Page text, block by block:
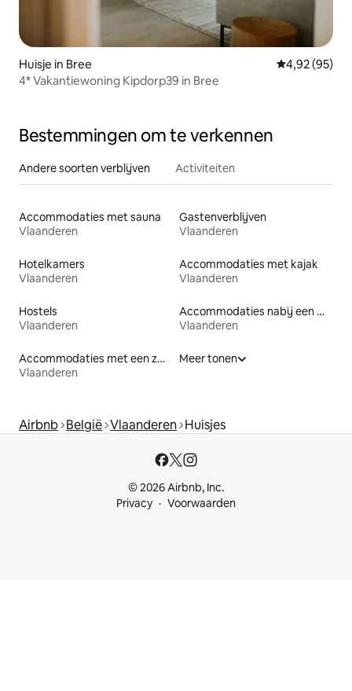
Huisje in Bree Gemiddelde
4,92 (95)
4* Vakantiewoning Kipdorp39 in Bree
Bestemmingen om te verkennen
Andere soorten verblijven Activiteiten
Accommodaties met sauna
Vlaanderen
Gastenverblijven
Vlaanderen
Hotelkamers
Vlaanderen
Accommodaties met kajak
Vlaanderen
Hostels
Vlaanderen
Accommodaties nabij een meer
Vlaanderen
Accommodaties met een zwembad
Vlaanderen
Meer tonen
Airbnb België Vlaanderen Huisjes
© 2026 Airbnb, Inc.
Privacy
Voorwaarden